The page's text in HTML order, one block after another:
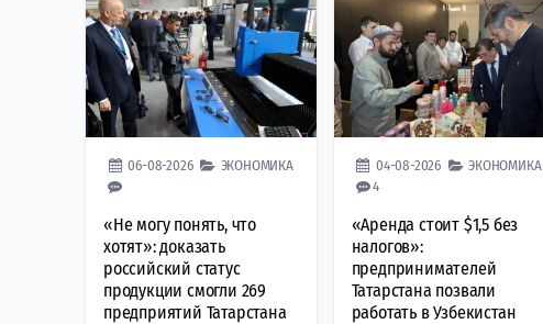
06-08-2026 ЭКОНОМИКА
«Не могу понять, что
хотят»: доказать
российский статус
продукции смогли 269
предприятий Татарстана
04-08-2026
ЭКОНОМИКА
4
«Аренда стоит $1,5 без
налогов»:
предпринимателей
Татарстана позвали
работать в Узбекистан